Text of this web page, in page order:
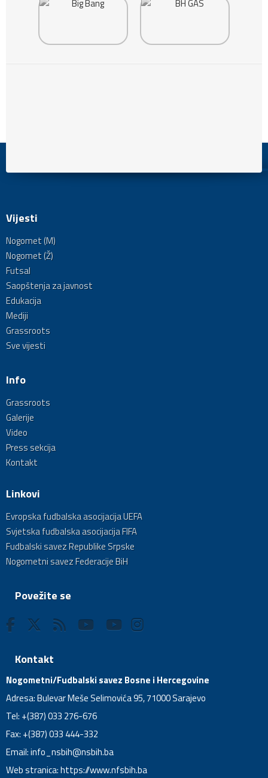
Vijesti
Nogomet (M)
Nogomet (Ž)
Futsal
Saopštenja za javnost
Edukacija
Mediji
Grassroots
Sve vijesti
Info
Grassroots
Galerije
Video
Press sekcija
Kontakt
Linkovi
Evropska fudbalska asocijacija UEFA
Svjetska fudbalska asocijacija FIFA
Fudbalski savez Republike Srpske
Nogometni savez Federacije BiH
Povežite se
Kontakt
Nogometni/Fudbalski savez Bosne i Hercegovine
Adresa: Bulevar Meše Selimovića 95, 71000 Sarajevo
Tel: +(387) 033 276-676
Fax: +(387) 033 444-332
Email:info_nsbih@nsbih.ba
Web stranica: https://www.nfsbih.ba